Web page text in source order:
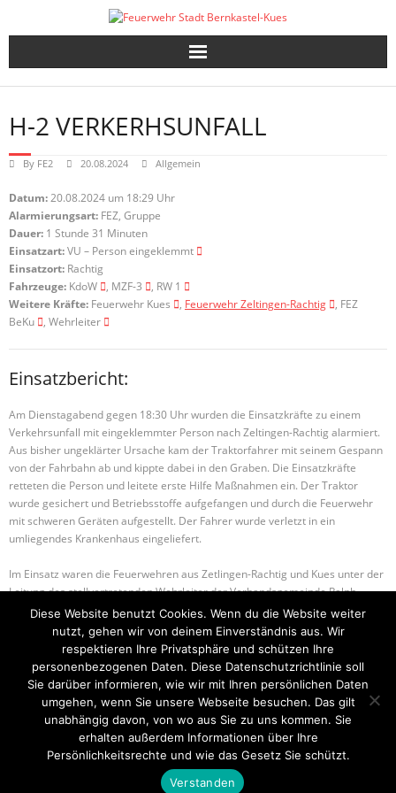
H-2 VERKERHSUNFALL
By FE2 20.08.2024 Allgemein
Datum:20.08.2024 um 18:29 Uhr
Alarmierungsart: FEZ, Gruppe
Dauer: 1 Stunde 31 Minuten
Einsatzart:VU – Person eingeklemmt
Einsatzort: Rachtig
Fahrzeuge: KdoW , MZF-3
, RW 1
Weitere Kräfte: Feuerwehr Kues , Feuerwehr Zeltingen-Rachtig
, FEZ
BeKu
, Wehrleiter
Einsatzbericht:
Am Dienstagabend gegen 18:30 Uhr wurden die Einsatzkräfte zu einem
Verkehrsunfall mit eingeklemmter Person nach Zeltingen-Rachtig alarmiert.
Aus bisher ungeklärter Ursache kam der Traktorfahrer mit seinem Gespann
von der Fahrbahn ab und kippte dabei in den Graben. Die Einsatzkräfte
retteten die Person und leitete erste Hilfe Maßnahmen ein. Der Traktor
wurde gesichert und Betriebsstoffe aufgefangen und durch die Feuerwehr
mit schweren Gerätenaufgestellt. Der Fahrer wurde verletzt in ein
umliegendes Krankenhaus eingeliefert.
Im Einsatz waren die Feuerwehren aus Zetlingen-Rachtig und Kues unter der
Leitung des stellvertretenden Wehrleiter der Verbandsgemeinde Ralph
Herges, die Schutzpolizei sowie der Rettungsdienst.
B-2 FAHRZEUGBRAND H-1 TIERRETTUNG
Über uns
Kontakt
Think Up Themes Ltd. Powered by
Diese Website benutzt Cookies. Wenn du die Website weiter
nutzt, gehen wir von deinem Einverständnis aus. Wir
respektieren Ihre Privatsphäre und schützen Ihre
personenbezogenen Daten. Diese Datenschutzrichtlinie soll
Sie darüber informieren, wie wir mit Ihren persönlichen Daten
umgehen, wenn Sie unsere Webseite besuchen. Das gilt
unabhängig davon, von wo aus Sie zu uns kommen. Sie
erhalten außerdem Informationen über Ihre
Persönlichkeitsrechte und wie das Gesetz Sie schützt.
Verstanden